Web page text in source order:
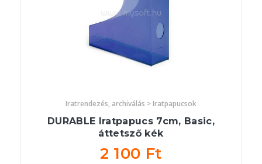
Iratrendezés, archiválás > Iratpapucsok
DURABLE Iratpapucs 7cm, Basic,
áttetsző kék
2 100 Ft